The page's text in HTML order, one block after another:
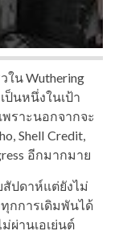
ใน Wuthering
ป็นหนึ่งในเป้า
พราะนอกจากจะ
Shell Credit,
อีกมากมาย
ปดาห์แต่ยังไม่
กการเดิมพันได้
ม่ผ่านเอเย่นต์